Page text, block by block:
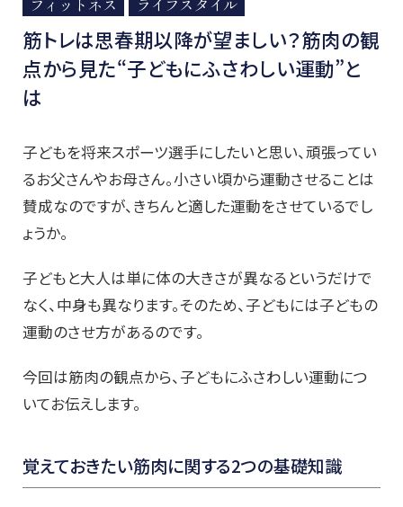
フィットネス ライフスタイル
筋トレは思春期以降が望ましい？筋肉の観
点から見た“子どもにふさわしい運動”と
は
子どもを将来スポーツ選手にしたいと思い、頑張ってい
るお父さんやお母さん。小さい頃から運動させることは
賛成なのですが、きちんと適した運動をさせているでし
ょうか。
子どもと大人は単に体の大きさが異なるというだけで
なく、中身も異なります。そのため、子どもには子どもの
運動のさせ方があるのです。
今回は筋肉の観点から、子どもにふさわしい運動につ
いてお伝えします。
覚えておきたい筋肉に関する2つの基礎知識